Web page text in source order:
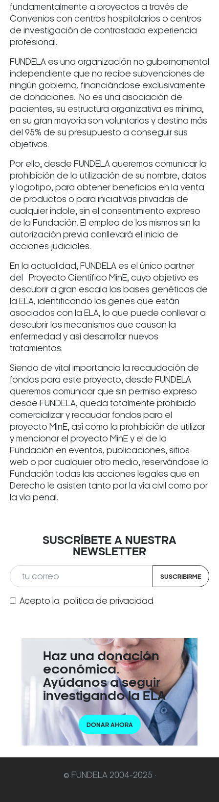
fundamentalmente a proyectos a través de
Convenios con centros hospitalarios o centros
de investigación de contrastada experiencia
profesional.
FUNDELA es una organización no gubernamental
independiente que no recibe subvenciones de
ningún gobierno, financiándose exclusivamente
de donaciones. No es una asociación de
pacientes, su estructura organizativa es mínima,
en su gran mayoría son voluntarios y destina más
del 95% de su presupuesto a conseguir sus
objetivos.
Por ello, desde FUNDELA queremos comunicar la
prohibición de la utilización de su nombre, datos
y logotipo, para obtener beneficios en la venta
de productos o para iniciativas privadas de
cualquier índole, sin el consentimiento expreso
de la Fundación. El empleo de los mismos sin la
autorización previa conllevará el inicio de
acciones judiciales.
En la actualidad, FUNDELA es el único partner
del Proyecto Científico MinE, cuyo objetivo es
descubrir a gran escala las bases genéticas de
la ELA, identificando los genes que están
asociados con la ELA, lo que puede conllevar a
descubrir los mecanismos que causan la
enfermedad y así desarrollar nuevos
tratamientos.
Siendo de vital importancia la recaudación de
fondos para este proyecto, desde FUNDELA
queremos comunicar que sin permiso expreso
desde FUNDELA, queda totalmente prohibido
comercializar y recaudar fondos para el
proyecto MinE, así como la prohibición de utilizar
y mencionar el proyecto MinE y el de la
Fundación en eventos, publicaciones, sitios
web o por cualquier otro medio, reservándose la
Fundación todas las acciones legales que en
Derecho le asisten tanto por la vía civil como por
la vía penal.
SUSCRÍBETE A NUESTRA
NEWSLETTER
SUSCRIBIRME
Acepto la política de privacidad
Haz una donación
económica.
Ayúdanos a seguir
investigando la ELA
DONAR AHORA
© FUNDELA 2004-2025 ·